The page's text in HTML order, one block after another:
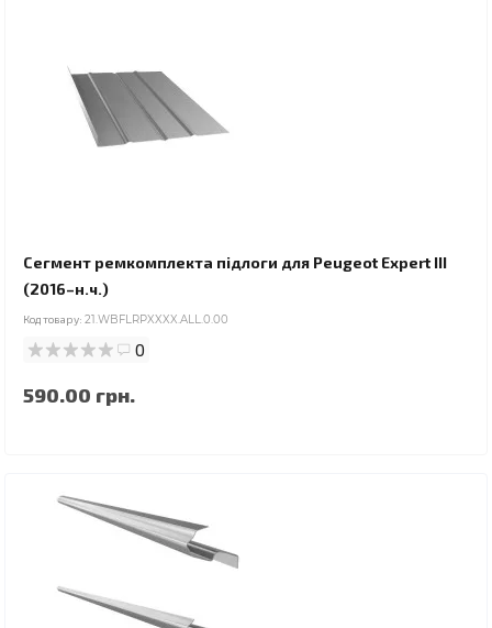
Сегмент ремкомплекта підлоги для Peugeot Expert III
(2016–н.ч.)
Код товару: 21.WBFLRPXXXX.ALL.0.00
0
590.00 грн.